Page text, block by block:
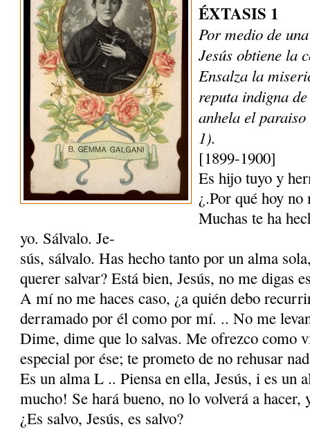
ÉXTASIS 1
Por medio de
Jesús obtiene la
Ensalza la
reputa indigna
anhela el
1).
[1899-1900]
Es hijo tuyo y
¿.Por qué hoy no
Muchas te ha
yo. Sálvalo. Je-
sús, sálvalo. Has hecho tanto por un alma
querer salvar? Está bien, Jesús, no me digas
A mí no me haces caso, ¿a quién debo
derramado por él como por mí. .. No me
Dime, dime que lo salvas. Me ofrezco como
especial por ése; te prometo de no rehusar
Es un alma L .. Piensa en ella, Jesús, i es un
mucho! Se hará bueno, no lo volverá a hacer,
¿Es salvo, Jesús, es salvo?